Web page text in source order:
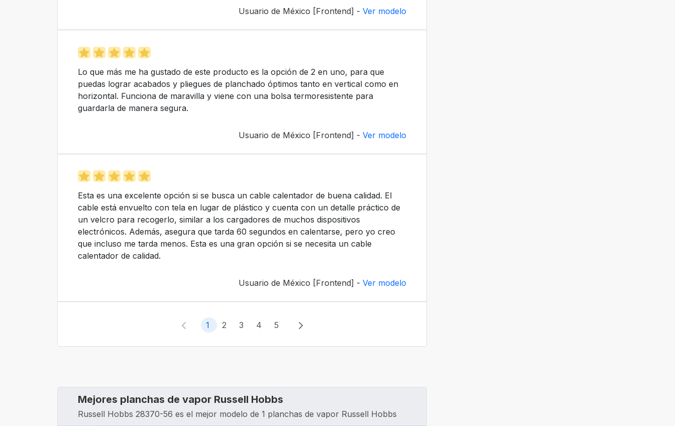
Usuario de México [Frontend] - Ver modelo
Lo que más me ha gustado de este producto es la opción de 2 en uno, para que
puedas lograr acabados y pliegues de planchado óptimos tanto en vertical como en
horizontal. Funciona de maravilla y viene con una bolsa termoresistente para
guardarla de manera segura.
Usuario de México [Frontend] - Ver modelo
Esta es una excelente opción si se busca un cable calentador de buena calidad. El
cable está envuelto con tela en lugar de plástico y cuenta con un detalle práctico de
un velcro para recogerlo, similar a los cargadores de muchos dispositivos
electrónicos. Además, asegura que tarda 60 segundos en calentarse, pero yo creo
que incluso me tarda menos. Esta es una gran opción si se necesita un cable
calentador de calidad.
Usuario de México [Frontend] - Ver modelo
1 2 3 4 5
Mejores planchas de vapor Russell Hobbs
Russell Hobbs ‎28370-56 es el mejor modelo de 1 planchas de vapor Russell Hobbs